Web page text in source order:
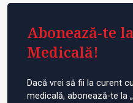
Abonează-te
Medicală!
Dacă vrei să fii la curent
medicală, abonează-te la